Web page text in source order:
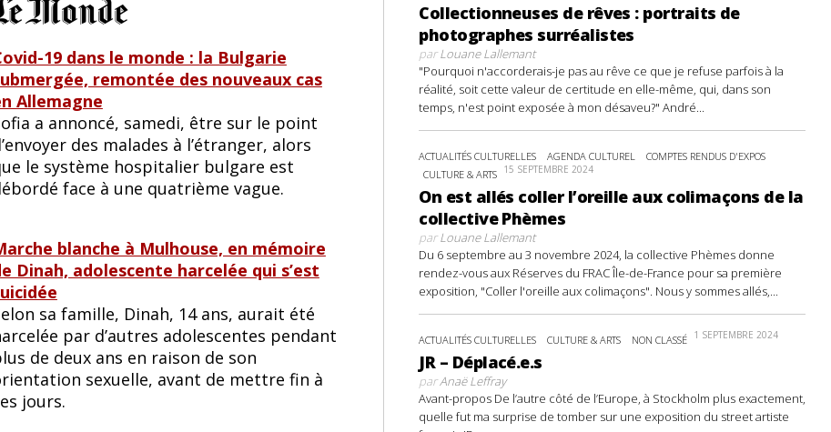
19 dans le monde : la Bulgarie
remontée des nouveaux cas
Allemagne
a annoncé, samedi, être sur le point
des malades à l’étranger, alors
le système hospitalier bulgare est
face à une quatrième vague.
blanche à Mulhouse, en mémoire
Dinah, adolescente harcelée qui s’est
sa famille, Dinah, 14 ans, aurait été
par d’autres adolescentes pendant
de deux ans en raison de son
sexuelle, avant de mettre fin à
jours.
Collectionneuses de rêves : portraits de
photographes surréalistes
parLouane Lallemant
"Pourquoi n'accorderais-je pas au rêve ce que je refuse parfois à la
réalité, soit cette valeur de certitude en elle-même, qui, dans son
temps, n'est point exposée à mon désaveu?" André...
ACTUALITÉS CULTURELLES AGENDA CULTUREL
COMPTES RENDUS D'EXPOS
CULTURE & ARTS 15 SEPTEMBRE 2024
On est allés coller l’oreille aux colimaçons de la
collective Phèmes
parLouane Lallemant
Du 6 septembre au 3 novembre 2024, la collective Phèmes donne
rendez-vous aux Réserves du FRAC Île-de-France pour sa première
exposition, "Coller l'oreille aux colimaçons". Nous y sommes allés,...
ACTUALITÉS CULTURELLES CULTURE & ARTS NON CLASSÉ 1 SEPTEMBRE 2024
JR – Déplacé.e.s
parAnaë Leffray
Avant-propos De l’autre côté de l’Europe, à Stockholm plus exactement,
quelle fut ma surprise de tomber sur une exposition du street artiste